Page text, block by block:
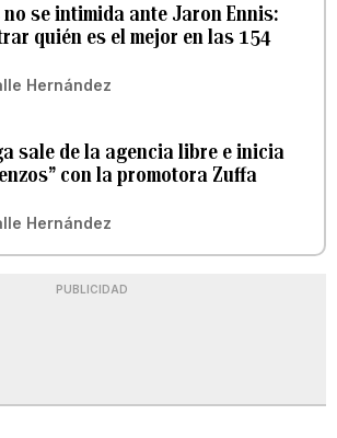
se intimida ante Jaron Ennis:
quién es el mejor en las 154
Hernández
sale de la agencia libre e inicia
con la promotora Zuffa
Hernández
PUBLICIDAD